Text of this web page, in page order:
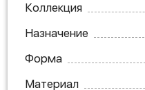
Коллекция
Назначение
Форма
Материал